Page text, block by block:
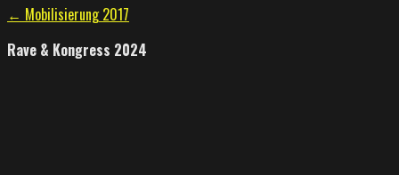
Beitragsnavigation
← Mobilisierung 2017
Rave & Kongress 2024